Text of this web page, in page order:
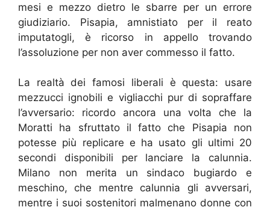
mesi e mezzo dietro le sbarre per un errore
giudiziario. Pisapia, amnistiato per il reato
imputatogli, è ricorso in appello trovando
l’assoluzione per non aver commesso il fatto.
La realtà dei famosi liberali è questa: usare
mezzucci ignobili e vigliacchi pur di sopraffare
l’avversario: ricordo ancora una volta che la
Moratti ha sfruttato il fatto che Pisapia non
potesse più replicare e ha usato gli ultimi 20
secondi disponibili per lanciare la calunnia.
Milano non merita un sindaco bugiardo e
meschino, che mentre calunnia gli avversari,
mentre i suoi sostenitori malmenano donne con